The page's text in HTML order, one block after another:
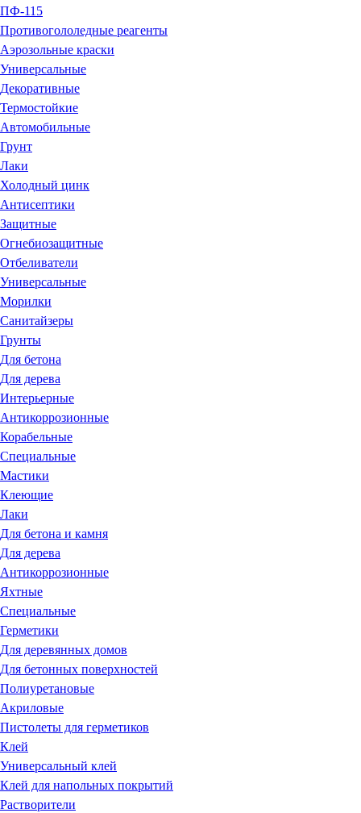
ПФ-115
Противогололедные реагенты
Аэрозольные краски
Универсальные
Декоративные
Термостойкие
Автомобильные
Грунт
Лаки
Холодный цинк
Антисептики
Защитные
Огнебиозащитные
Отбеливатели
Универсальные
Морилки
Санитайзеры
Грунты
Для бетона
Для дерева
Интерьерные
Антикоррозионные
Корабельные
Специальные
Мастики
Клеющие
Лаки
Для бетона и камня
Для дерева
Антикоррозионные
Яхтные
Специальные
Герметики
Для деревянных домов
Для бетонных поверхностей
Полиуретановые
Акриловые
Пистолеты для герметиков
Клей
Универсальный клей
Клей для напольных покрытий
Растворители